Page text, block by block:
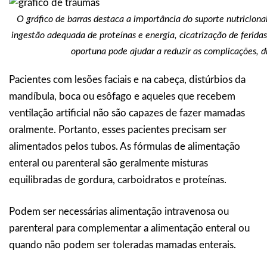
O gráfico de barras destaca a importância do suporte
ingestão adequada de proteínas e energia, cicatrização de
oportuna pode ajudar a reduzir as complicações,
Pacientes com lesões faciais e na cabeça, distúrbios da
mandíbula, boca ou esôfago e aqueles que recebem
ventilação artificial não são capazes de fazer mamadas
oralmente. Portanto, esses pacientes precisam ser
alimentados pelos tubos. As fórmulas de alimentação
enteral ou parenteral são geralmente misturas
equilibradas de gordura, carboidratos e proteínas.
Podem ser necessárias alimentação intravenosa ou
parenteral para complementar a alimentação enteral ou
quando não podem ser toleradas mamadas enterais.